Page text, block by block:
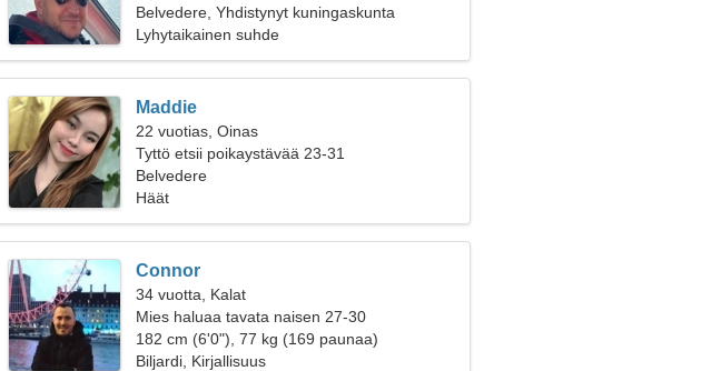
Belvedere, Yhdistynyt kuningaskunta
Lyhytaikainen suhde
Maddie
22 vuotias, Oinas
Tyttö etsii poikaystävää 23-31
Belvedere
Häät
Connor
34 vuotta, Kalat
Mies haluaa tavata naisen 27-30
182 cm (6'0"), 77 kg (169 paunaa)
Biljardi, Kirjallisuus